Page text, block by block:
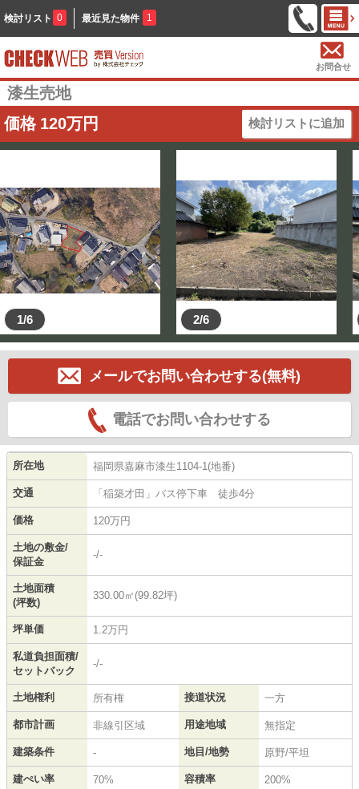
検討リスト 0 最近見た物件 1
お問合せ
漆生売地
価格 120万円 検討リストに追加
1/6 2/6
メールでお問い合わせする(無料)
電話でお問い合わせする
所在地 福岡県嘉麻市漆生1104-1(地番)
交通 「稲築才田」バス停下車 徒歩4分
価格 120万円
土地の敷金/
保証金
-/-
土地面積
(坪数)
330.00㎡(99.82坪)
坪単価 1.2万円
私道負担面積/
セットバック
-/-
土地権利 所有権 接道状況 一方
都市計画 非線引区域 用途地域 無指定
建築条件 - 地目/地勢 原野/平坦
建ぺい率 70% 容積率 200%